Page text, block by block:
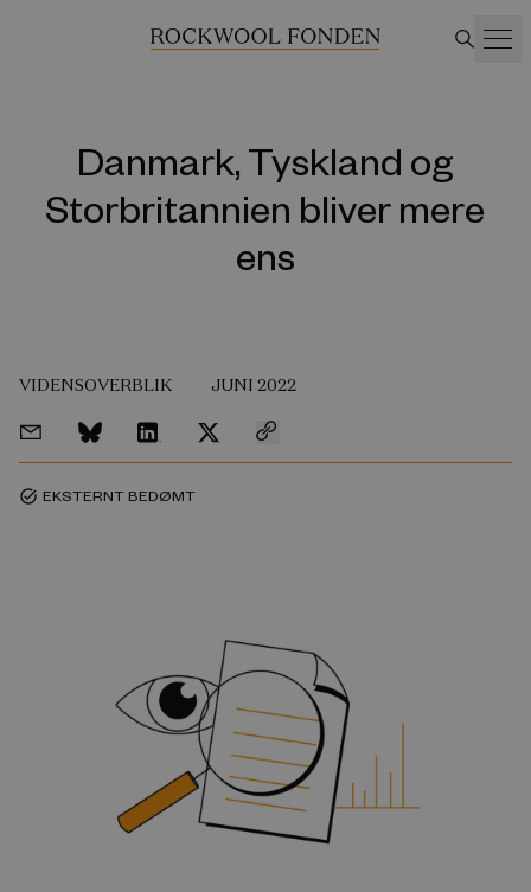
Danmark, Tyskland og
Storbritannien bliver mere
ens
VIDENSOVERBLIK JUNI 2022
task_alt EKSTERNT BEDØMT